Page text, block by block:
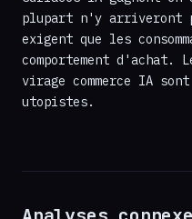
plupart n'y arriveront
exigent que les
comportement d'achat.
virage commerce IA
utopistes.